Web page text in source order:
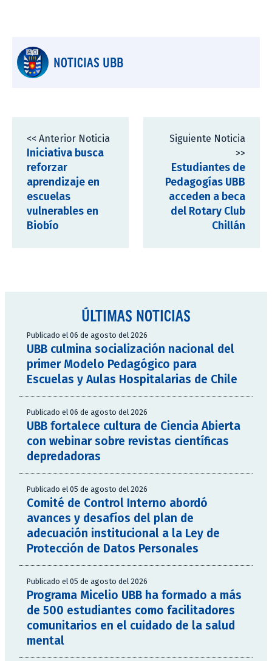
NOTICIAS UBB
<< Anterior Noticia
Iniciativa busca
reforzar
aprendizaje en
escuelas
vulnerables en
Biobío
Siguiente Noticia
>>
Estudiantes de
Pedagogías UBB
acceden a beca
del Rotary Club
Chillán
ÚLTIMAS NOTICIAS
Publicado el 06 de agosto del 2026
UBB culmina socialización nacional del
primer Modelo Pedagógico para
Escuelas y Aulas Hospitalarias de Chile
Publicado el 06 de agosto del 2026
UBB fortalece cultura de Ciencia Abierta
con webinar sobre revistas científicas
depredadoras
Publicado el 05 de agosto del 2026
Comité de Control Interno abordó
avances y desafíos del plan de
adecuación institucional a la Ley de
Protección de Datos Personales
Publicado el 05 de agosto del 2026
Programa Micelio UBB ha formado a más
de 500 estudiantes como facilitadores
comunitarios en el cuidado de la salud
mental